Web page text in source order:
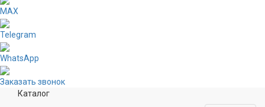
MAX
Telegram
WhatsApp
Заказать звонок
Каталог